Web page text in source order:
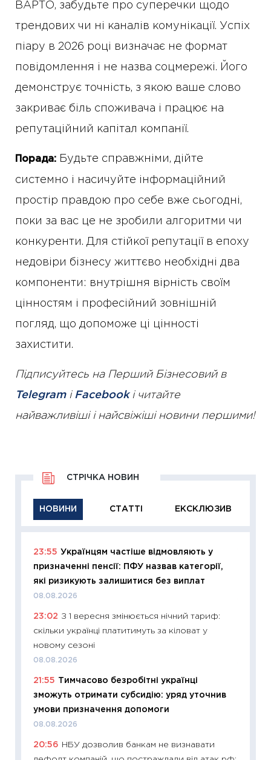
ВАРТО, забудьте про суперечки щодо
трендових чи ні каналів комунікації. Успіх
піару в 2026 році визначає не формат
повідомлення і не назва соцмережі. Його
демонструє точність, з якою ваше слово
закриває біль споживача і працює на
репутаційний капітал компанії.
Порада: Будьте справжніми, дійте
системно і насичуйте інформаційний
простір правдою про себе вже сьогодні,
поки за вас це не зробили алгоритми чи
конкуренти. Для стійкої репутації в епоху
недовіри бізнесу життєво необхідні два
компоненти: внутрішня вірність своїм
цінностям і професійний зовнішній
погляд, що допоможе ці цінності
захистити.
Підписуйтесь на Перший Бізнесовий в
Telegramі Facebookі читайте
найважливіші і найсвіжіші новини першими!
НОВИНИ СТАТТІ ЕКСКЛЮЗИВ
СТРІЧКА НОВИН
23:55 Українцям частіше відмовляють у
призначенні пенсії: ПФУ назвав категорії,
які ризикують залишитися без виплат
08.08.2026
23:02 З 1 вересня змінюється нічний тариф:
скільки українці платитимуть за кіловат у
новому сезоні
08.08.2026
21:55 Тимчасово безробітні українці
зможуть отримати субсидію: уряд уточнив
умови призначення допомоги
08.08.2026
20:56
НБУ дозволив банкам не визнавати